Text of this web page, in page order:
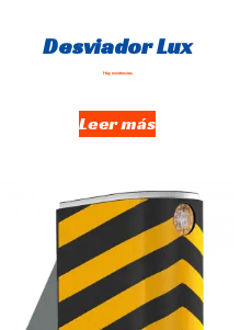
Desviador Lux
Hay existencias
Leer más